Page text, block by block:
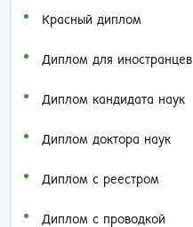
Красный диплом
Диплом для иностранцев
Диплом кандидата наук
Диплом доктора наук
Диплом с реестром
Диплом с проводкой